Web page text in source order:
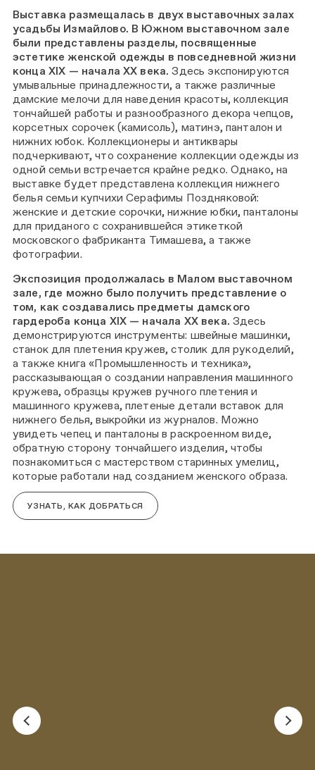
Выставка размещалась в двух выставочных залах
усадьбы Измайлово. В Южном выставочном зале
были представлены разделы, посвященные
эстетике женской одежды в повседневной жизни
конца XIX — начала ХХ века.Здесь экспонируются
умывальные принадлежности, а также различные
дамские мелочи для наведения красоты, коллекция
тончайшей работы и разнообразного декора чепцов,
корсетных сорочек (камисоль), матинэ, панталон и
нижних юбок. Коллекционеры и антиквары
подчеркивают, что сохранение коллекции одежды из
одной семьи встречается крайне редко. Однако, на
выставке будет представлена коллекция нижнего
белья семьи купчихи Серафимы Поздняковой:
женские и детские сорочки, нижние юбки, панталоны
для приданого с сохранившейся этикеткой
московского фабриканта Тимашева, а также
фотографии.
Экспозиция продолжалась в Малом выставочном
зале, где можно было получить представление о
том, как создавались предметы дамского
гардероба конца XIX — начала ХХ века. Здесь
демонстрируются инструменты: швейные машинки,
станок для плетения кружев, столик для рукоделий,
а также книга «Промышленность и техника»,
рассказывающая о создании направления машинного
кружева, образцы кружев ручного плетения и
машинного кружева, плетеные детали вставок для
нижнего белья, выкройки из журналов. Можно
увидеть чепец и панталоны в раскроенном виде,
обратную сторону тончайшего изделия, чтобы
познакомиться с мастерством старинных умелиц,
которые работали над созданием женского образа.
УЗНАТЬ, КАК ДОБРАТЬСЯ